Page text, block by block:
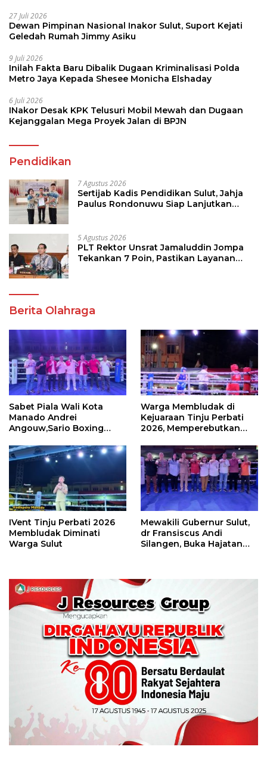
27 Juli 2026
Dewan Pimpinan Nasional Inakor Sulut, Suport Kejati
Geledah Rumah Jimmy Asiku
9 Juli 2026
Inilah Fakta Baru Dibalik Dugaan Kriminalisasi Polda
Metro Jaya Kepada Shesee Monicha Elshaday
6 Juli 2026
INakor Desak KPK Telusuri Mobil Mewah dan Dugaan
Kejanggalan Mega Proyek Jalan di BPJN
Pendidikan
7 Agustus 2026
Sertijab Kadis Pendidikan Sulut, Jahja
Paulus Rondonuwu Siap Lanjutkan
5 Agustus 2026
PLT Rektor Unsrat Jamaluddin Jompa
Tekankan 7 Poin, Pastikan Layanan
Berita Olahraga
Sabet Piala Wali Kota
Manado Andrei
Angouw,Sario Boxing
Perbati 2026
Warga Membludak di
Kejuaraan Tinju Perbati
2026, Memperebutkan
IVent Tinju Perbati 2026
Membludak Diminati
Warga Sulut
Mewakili Gubernur Sulut,
dr Fransiscus Andi
Silangen, Buka Hajatan